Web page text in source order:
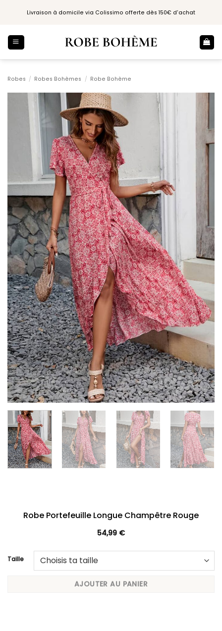
Livraison à domicile via Colissimo offerte dès 150€ d'achat
Robes / Robes Bohèmes / Robe Bohème
Robe Portefeuille Longue Champêtre Rouge
54,99 €
Taille
AJOUTER AU PANIER